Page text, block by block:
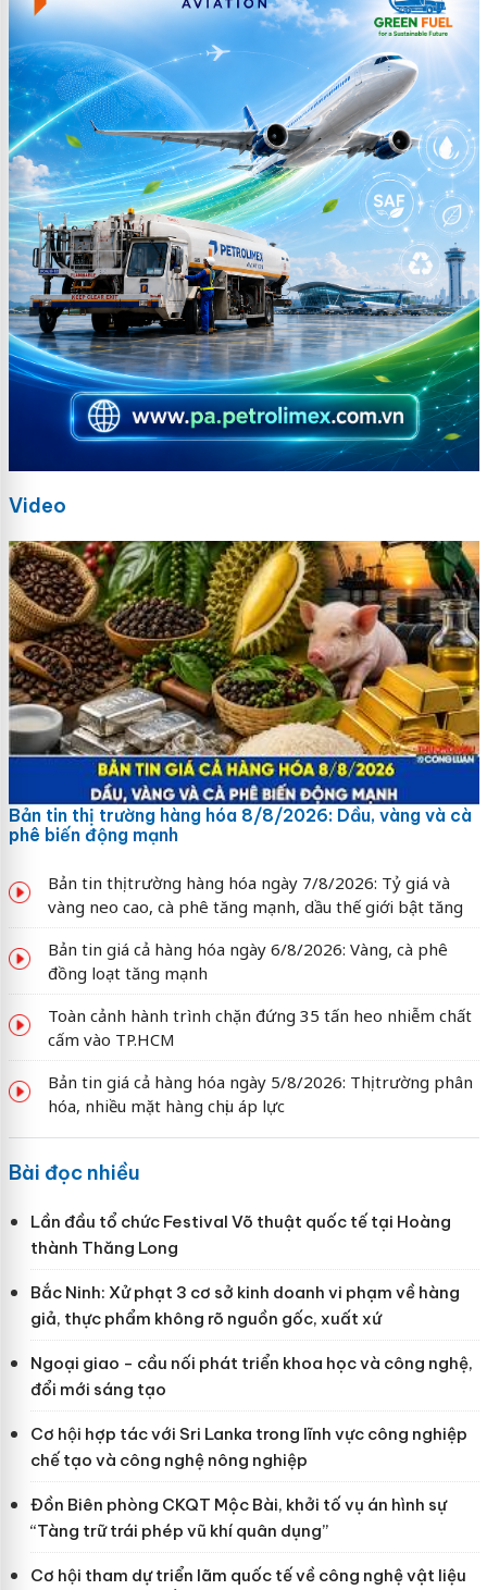
Video
Bản tin thị trường hàng hóa 8/8/2026: Dầu, vàng và cà
phê biến động mạnh
Bản tin thị trường hàng hóa ngày 7/8/2026: Tỷ giá và
vàng neo cao, cà phê tăng mạnh, dầu thế giới bật tăng
Bản tin giá cả hàng hóa ngày 6/8/2026: Vàng, cà phê
đồng loạt tăng mạnh
Toàn cảnh hành trình chặn đứng 35 tấn heo nhiễm chất
cấm vào TP.HCM
Bản tin giá cả hàng hóa ngày 5/8/2026: Thị trường phân
hóa, nhiều mặt hàng chịu áp lực
Bài đọc nhiều
Lần đầu tổ chức Festival Võ thuật quốc tế tại Hoàng
thành Thăng Long
Bắc Ninh: Xử phạt 3 cơ sở kinh doanh vi phạm về hàng
giả, thực phẩm không rõ nguồn gốc, xuất xứ
Ngoại giao - cầu nối phát triển khoa học và công nghệ,
đổi mới sáng tạo
Cơ hội hợp tác với Sri Lanka trong lĩnh vực công nghiệp
chế tạo và công nghệ nông nghiệp
Đồn Biên phòng CKQT Mộc Bài, khởi tố vụ án hình sự
“Tàng trữ trái phép vũ khí quân dụng”
Cơ hội tham dự triển lãm quốc tế về công nghệ vật liệu